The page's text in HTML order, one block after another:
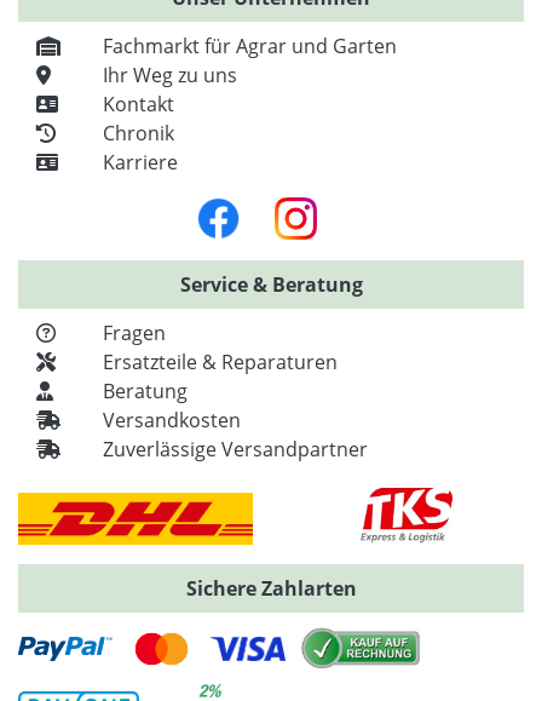
Fachmarkt für Agrar und Garten
Ihr Weg zu uns
Kontakt
Chronik
Karriere
Service & Beratung
Fragen
Ersatzteile & Reparaturen
Beratung
Versandkosten
Zuverlässige Versandpartner
Sichere Zahlarten